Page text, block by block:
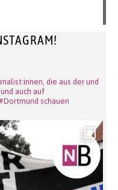
die aus der und
auch auf
schauen